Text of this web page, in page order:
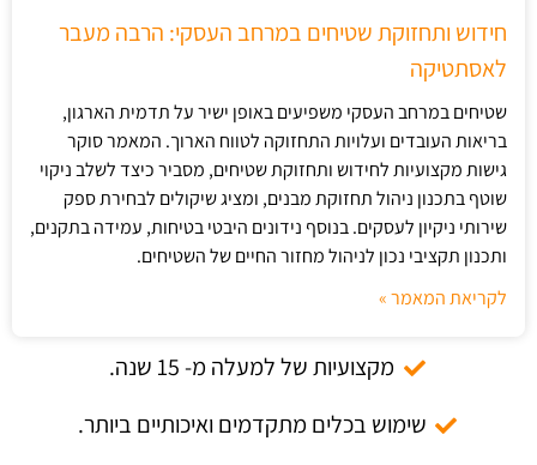
חידוש ותחזוקת שטיחים במרחב העסקי: הרבה מעבר
לאסתטיקה
שטיחים במרחב העסקי משפיעים באופן ישיר על תדמית הארגון,
בריאות העובדים ועלויות התחזוקה לטווח הארוך. המאמר סוקר
גישות מקצועיות לחידוש ותחזוקת שטיחים, מסביר כיצד לשלב ניקוי
שוטף בתכנון ניהול תחזוקת מבנים, ומציג שיקולים לבחירת ספק
שירותי ניקיון לעסקים. בנוסף נידונים היבטי בטיחות, עמידה בתקנים,
ותכנון תקציבי נכון לניהול מחזור החיים של השטיחים.
לקריאת המאמר »
מקצועיות של למעלה מ- 15 שנה.
שימוש בכלים מתקדמים ואיכותיים ביותר.